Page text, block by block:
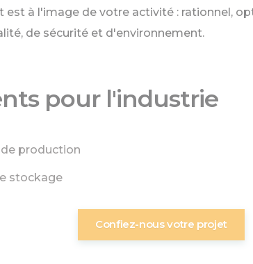
est à l'image de votre activité : rationnel,
de sécurité et d'environnement.
pour l'industrie
production
stockage
Confiez-nous votre projet